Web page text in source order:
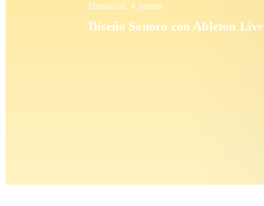
Duración: 4 meses
Diseño Sonoro con Ableton Live